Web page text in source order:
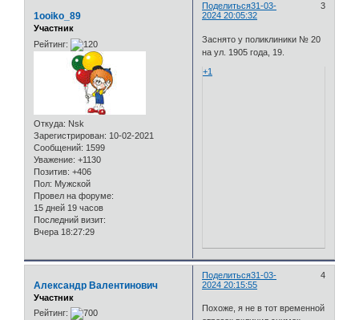
Поделиться 3
31-03-
2024 20:05:32
1ooiko_89
Участник
Рейтинг:
Откуда: Nsk
Зарегистрирован: 10-02-2021
Сообщений: 1599
Уважение: +1130
Позитив: +406
Пол: Мужской
Провел на форуме:
15 дней 19 часов
Последний визит:
Вчера 18:27:29
Заснято у поликлиники № 20
на ул. 1905 года, 19.
+1
Поделиться 4
31-03-
2024 20:15:55
Александр Валентинович
Участник
Рейтинг:
Похоже, я не в тот временной